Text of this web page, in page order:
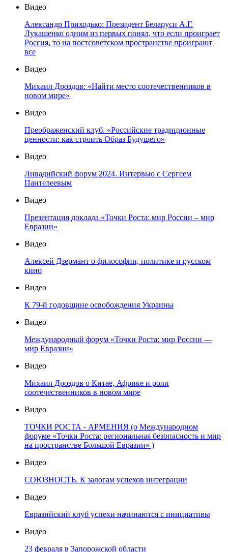
Видео
Александр Приходько: Президент Беларуси А.Г.
Лукашенко одним из первых понял, что если проиграет
Россия, то на постсоветском пространстве проиграют
все
Видео
Михаил Дроздов: «Найти место соотечественников в
новом мире»
Видео
Преображенский клуб. «Российские традиционные
ценности: как строить Образ Будущего»
Видео
Ливадийский форум 2024. Интервью с Сергеем
Пантелеевым
Видео
Презентация доклада «Точки Роста: мир России – мир
Евразии»
Видео
Алексей Дзермант о философии, политике и русском
кино
Видео
К 79-й годовщине освобождения Украины
Видео
Международный форум «Точки Роста: мир России —
мир Евразии»
Видео
Михаил Дроздов о Китае, Африке и роли
соотечественников в новом мире
Видео
ТОЧКИ РОСТА - АРМЕНИЯ (о Международном
форуме «Точки Роста: региональная безопасность и мир
на пространстве Большой Евразии» )
Видео
СОЮЗНОСТЬ. К залогам успехов интеграции
Видео
Евразийский клуб успехи начинаются с инициативы
Видео
23 февраля в Запорожской области